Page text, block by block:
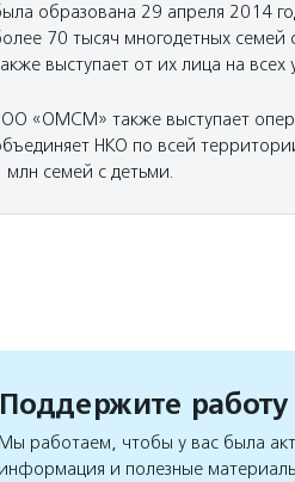
образована 29 апреля 2014
70 тысяч многодетных
выступает от их лица на всех
«ОМСМ» также выступает
НКО по всей
млн семей с детьми.
Поддержите
Мы работаем, чтобы у вас была
информация и полезные